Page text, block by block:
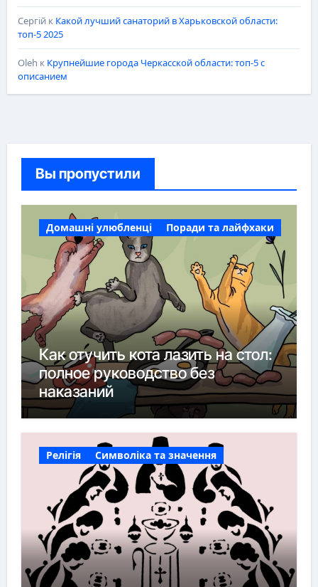
Сергійк Какой лучший санаторий в Харьковской области:
топ-5 2025
Oleh к Крупнейшие города Черкасской области: топ-5 с
описанием
Вы пропустили
Домашні улюбленці Поради та лайфхаки
Как отучить кота лазить на стол:
полное руководство без
наказаний
Релігія Символіка та значення